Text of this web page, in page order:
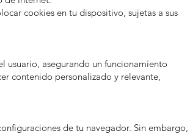
cookies en tu dispositivo, sujetas a sus
usuario, asegurando un funcionamiento
contenido personalizado y relevante,
de tu navegador. Sin embargo,